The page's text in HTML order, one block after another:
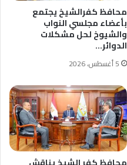
محافظ كفرالشيخ يجتمع
بأعضاء مجلسي النواب
والشيوخ لحل مشكلات
الدوائر…
5 أغسطس، 2026